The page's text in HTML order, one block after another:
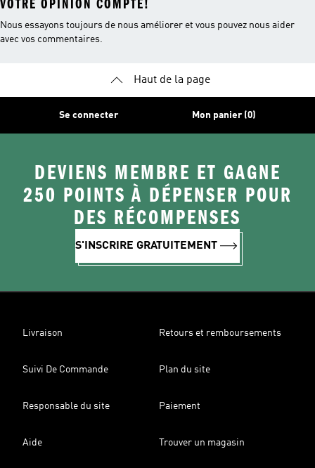
VOTRE OPINION COMPTE!
Nous essayons toujours de nous améliorer et vous pouvez nous aider
avec vos commentaires.
Haut de la page
Se connecter Mon panier (0)
DEVIENS MEMBRE ET GAGNE
250 POINTS À DÉPENSER POUR
DES RÉCOMPENSES
S'INSCRIRE GRATUITEMENT
Livraison Retours et remboursements
Suivi De Commande Plan du site
Responsable du site Paiement
Aide Trouver un magasin